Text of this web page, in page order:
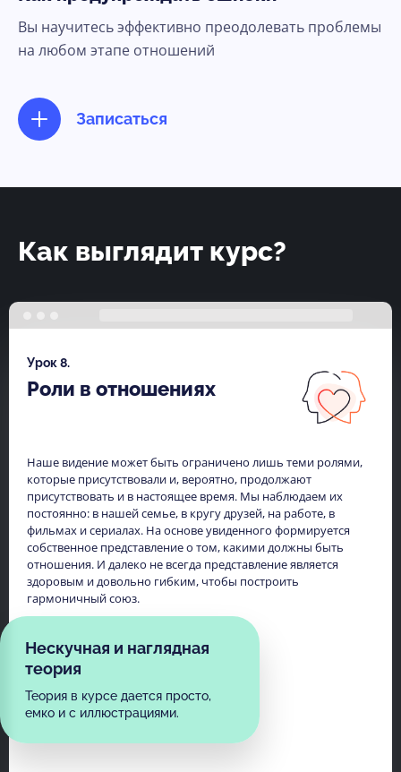
Вы научитесь эффективно преодолевать проблемы
на любом этапе отношений
Записаться
Как выглядит курс?
Урок 8.
Роли в отношениях
Наше видение может быть ограничено лишь теми ролями,
которые присутствовали и, вероятно, продолжают
присутствовать и в настоящее время. Мы наблюдаем их
постоянно: в нашей семье, в кругу друзей, на работе, в
фильмах и сериалах. На основе увиденного формируется
собственное представление о том, какими должны быть
отношения. И далеко не всегда представление является
здоровым и довольно гибким, чтобы построить
гармоничный союз.
Нескучная и наглядная
теория
Теория в курсе дается просто,
емко и с иллюстрациями.
Ясно, продолжить